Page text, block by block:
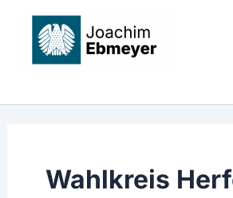
springen
Wahlkreis